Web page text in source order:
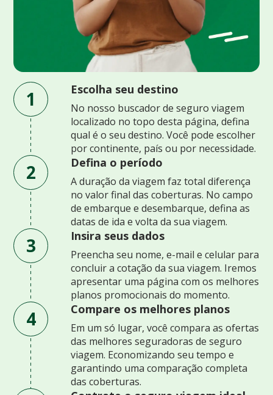
1 Escolha seu destino
No nosso buscador de seguro viagem
localizado no topo desta página, defina
qual é o seu destino. Você pode escolher
por continente, país ou por necessidade.
2 Defina o período
A duração da viagem faz total diferença
no valor final das coberturas. No campo
de embarque e desembarque, defina as
datas de ida e volta da sua viagem.
3 Insira seus dados
Preencha seu nome, e-mail e celular para
concluir a cotação da sua viagem. Iremos
apresentar uma página com os melhores
planos promocionais do momento.
4 Compare os melhores planos
Em um só lugar, você compara as ofertas
das melhores seguradoras de seguro
viagem. Economizando seu tempo e
garantindo uma comparação completa
das coberturas.